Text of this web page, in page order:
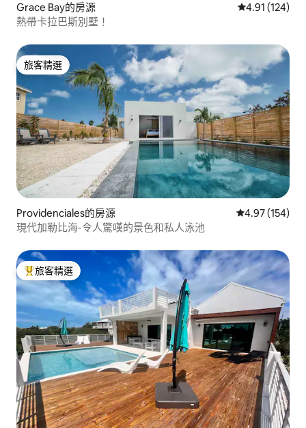
Grace Bay的房源 從 124 則評價
4.91 (124)
熱帶卡拉巴斯別墅！
旅客精選
旅客精選
Providenciales的房源 從 154 則評價
4.97 (154)
現代加勒比海-令人驚嘆的景色和私人泳池
旅客精選榜首
旅客精選